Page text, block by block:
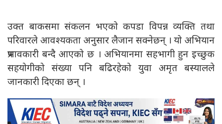
उक्त बाकसमा संकलन भएको कपडा विपन्न व्यक्ति तथा
परिवारले आवश्यकता अनुसार लैजान सक्नेछन् । यो अभियान
प्रभावकारी बन्दै आएको छ । अभियानमा सहभागी हुन इच्छुक
सहयोगीको संख्या पनि बढिरहेको युवा अमृत बस्यालले
जानकारी दिएका छन् ।